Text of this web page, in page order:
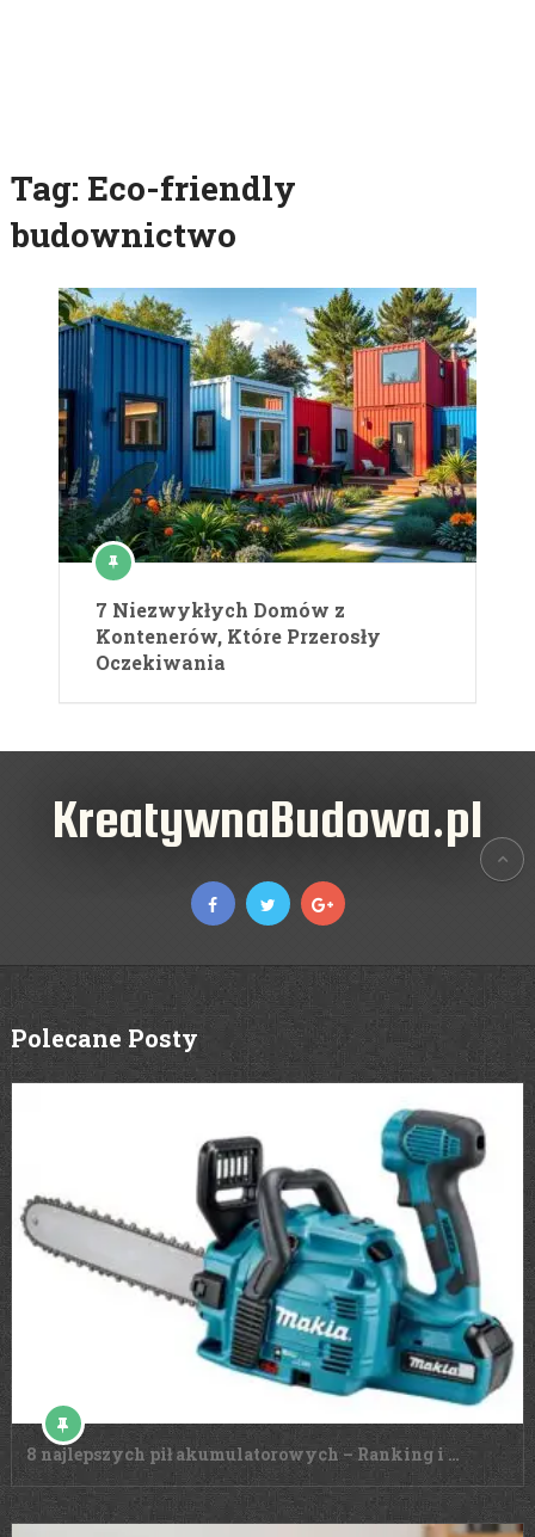
Tag: Eco-friendly
budownictwo
7 Niezwykłych Domów z
Kontenerów, Które Przerosły
Oczekiwania
KreatywnaBudowa.pl
Polecane Posty
8 najlepszych pił akumulatorowych – Ranking i …